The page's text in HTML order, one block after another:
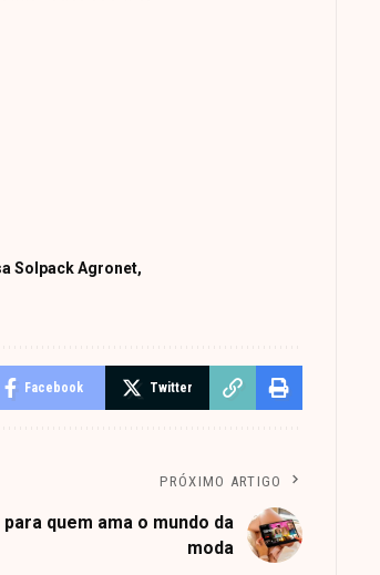
Solpack Agronet
Facebook Twitter
PRÓXIMO ARTIGO
quem ama o mundo da
moda